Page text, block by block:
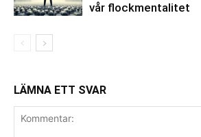
vår flockmentalitet
LÄMNA ETT SVAR